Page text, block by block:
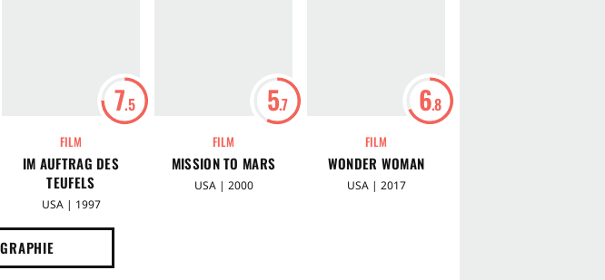
7.5
FILM
IM AUFTRAG DES
TEUFELS
USA | 1997
5.7
FILM
MISSION TO MARS
USA | 2000
6.8
FILM
WONDER WOMAN
USA | 2017